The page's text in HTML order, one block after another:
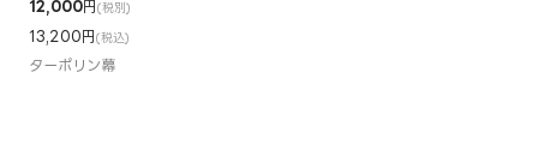
12,000円(税別)
13,200円(税込)
ターポリン幕